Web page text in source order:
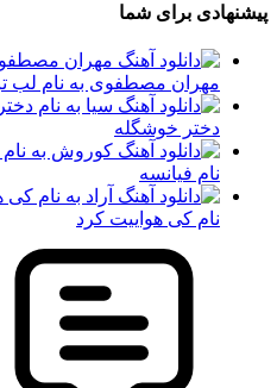
پیشنهادی برای شما
مهران مصطفوی به نام لب
دختر خوشگله
نام فیانسه
نام کی هواییت کرد